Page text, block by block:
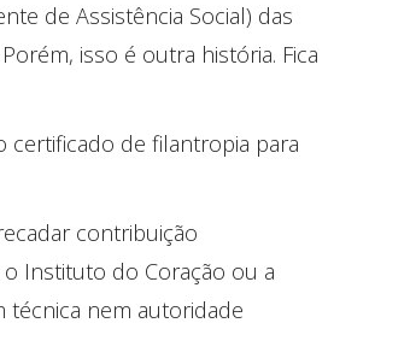
de Assistência Social) das
isso é outra história. Fica
certificado de filantropia para
contribuição
Instituto do Coração ou a
técnica nem autoridade